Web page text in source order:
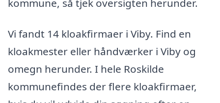
kommune, så tjek oversigten herunder.
Vi fandt 14 kloakfirmaer i Viby. Find en
kloakmester eller håndværker i Viby og
omegn herunder. I hele Roskilde
kommunefindes der flere kloakfirmaer,